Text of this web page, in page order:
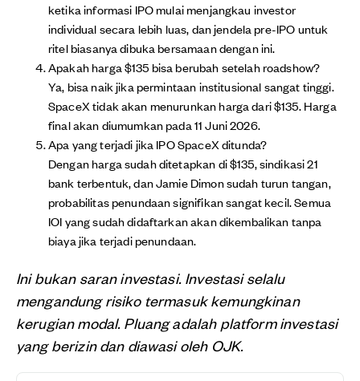
ketika informasi IPO mulai menjangkau investor
individual secara lebih luas, dan jendela pre-IPO untuk
ritel biasanya dibuka bersamaan dengan ini.
Apakah harga $135 bisa berubah setelah roadshow?
Ya, bisa naik jika permintaan institusional sangat tinggi.
SpaceX tidak akan menurunkan harga dari $135. Harga
final akan diumumkan pada 11 Juni 2026.
Apa yang terjadi jika IPO SpaceX ditunda?
Dengan harga sudah ditetapkan di $135, sindikasi 21
bank terbentuk, dan Jamie Dimon sudah turun tangan,
probabilitas penundaan signifikan sangat kecil. Semua
IOI yang sudah didaftarkan akan dikembalikan tanpa
biaya jika terjadi penundaan.
Ini bukan saran investasi. Investasi selalu
mengandung risiko termasuk kemungkinan
kerugian modal. Pluang adalah platform investasi
yang berizin dan diawasi oleh OJK.